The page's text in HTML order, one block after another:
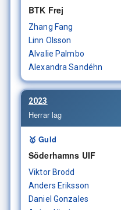
BTK Frej
Zhang Fang
Linn Olsson
Alvalie Palmbo
Alexandra Sandéhn
2023
Herrar lag
🥇 Guld
Söderhamns UIF
Viktor Brodd
Anders Eriksson
Daniel Gonzales